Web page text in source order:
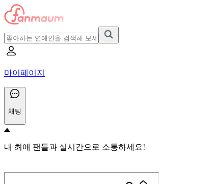
마이페이지
채팅
내 최애 팬들과 실시간으로 소통하세요!